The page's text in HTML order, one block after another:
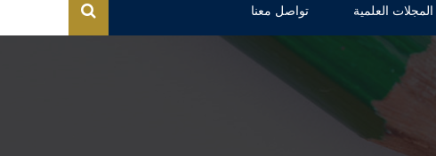
المجلات العلمية تواصل معنا